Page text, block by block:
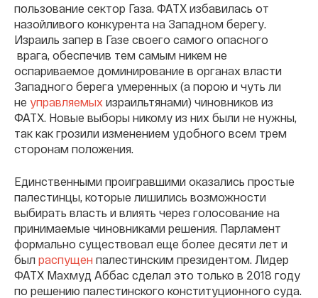
пользование сектор Газа. ФАТХ избавилась от
назойливого конкурента на Западном берегу.
Израиль запер в Газе своего самого опасного
врага, обеспечив тем самым никем не
оспариваемое доминирование в органах власти
Западного берега умеренных (а порою и чуть ли
не управляемых израильтянами) чиновников из
ФАТХ. Новые выборы никому из них были не нужны,
так как грозили изменением удобного всем трем
сторонам положения.
Единственными проигравшими оказались простые
палестинцы, которые лишились возможности
выбирать власть и влиять через голосование на
принимаемые чиновниками решения. Парламент
формально существовал еще более десяти лет и
был распущен палестинским президентом. Лидер
ФАТХ Махмуд Аббас сделал это только в 2018 году
по решению палестинского конституционного суда.